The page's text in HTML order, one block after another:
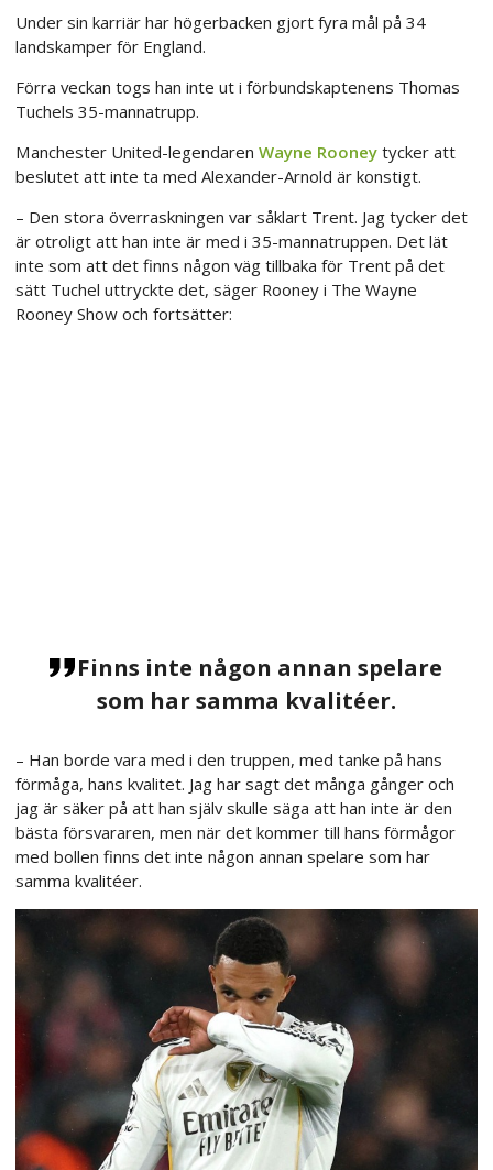
Under sin karriär har högerbacken gjort fyra mål på 34
landskamper för England.
Förra veckan togs han inte ut i förbundskaptenens Thomas
Tuchels 35-mannatrupp.
Manchester United-legendaren Wayne Rooney tycker att
beslutet att inte ta med Alexander-Arnold är konstigt.
– Den stora överraskningen var såklart Trent. Jag tycker det
är otroligt att han inte är med i 35-mannatruppen. Det lät
inte som att det finns någon väg tillbaka för Trent på det
sätt Tuchel uttryckte det, säger Rooney i The Wayne
Rooney Show och fortsätter:
Finns inte någon annan spelare
som har samma kvalitéer.
– Han borde vara med i den truppen, med tanke på hans
förmåga, hans kvalitet. Jag har sagt det många gånger och
jag är säker på att han själv skulle säga att han inte är den
bästa försvararen, men när det kommer till hans förmågor
med bollen finns det inte någon annan spelare som har
samma kvalitéer.